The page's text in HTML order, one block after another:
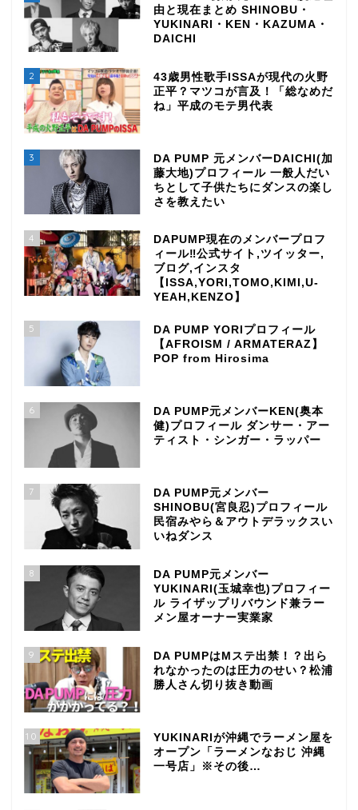
由と現在まとめ SHINOBU・
YUKINARI・KEN・KAZUMA・
DAICHI
2
43歳男性歌手ISSAが現代の火野
正平？マツコが言及！「総なめだ
ね」平成のモテ男代表
3
DA PUMP 元メンバーDAICHI(加
藤大地)プロフィール 一般人だい
ちとして子供たちにダンスの楽し
さを教えたい
4
DAPUMP現在のメンバープロフ
ィール‼公式サイト,ツイッター,
ブログ,インスタ
【ISSA,YORI,TOMO,KIMI,U-
YEAH,KENZO】
5
DA PUMP YORIプロフィール
【AFROISM / ARMATERAZ】
POP from Hirosima
6
DA PUMP元メンバーKEN(奥本
健)プロフィール ダンサー・アー
ティスト・シンガー・ラッパー
7
DA PUMP元メンバー
SHINOBU(宮良忍)プロフィール
民宿みやら＆アウトデラックスい
いねダンス
8
DA PUMP元メンバー
YUKINARI(玉城幸也)プロフィー
ル ライザップリバウンド兼ラー
メン屋オーナー実業家
9
DA PUMPはMステ出禁！？出ら
れなかったのは圧力のせい？松浦
勝人さん切り抜き動画
10
YUKINARIが沖縄でラーメン屋を
オープン「ラーメンなおじ 沖縄
一号店」※その後…